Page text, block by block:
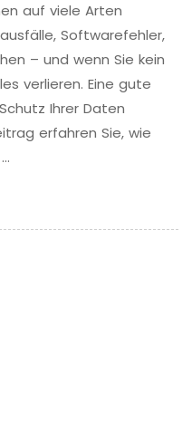
auf viele Arten
Softwarefehler,
– und wenn Sie kein
verlieren. Eine gute
Ihrer Daten
erfahren Sie, wie